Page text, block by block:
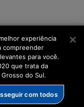
Transformação
experiência
compreender
para você.
que trata da
do Sul.
com todos